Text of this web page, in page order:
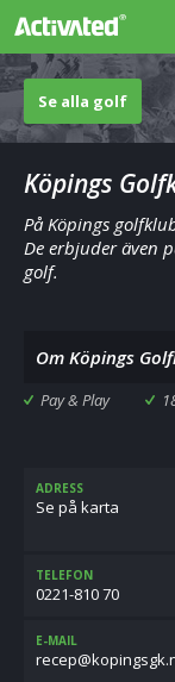
Se alla golf
Köpings
På Köpings
De erbjuder även
golf.
Om Köpings
Pay & Play
ADRESS
Se på karta
TELEFON
0221-810 70
E-MAIL